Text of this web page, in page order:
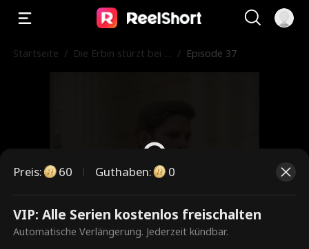
Startseite / Die Erbin stürzt bei ih / Episode 37
Dies ist eine kostenpflichtige
Episode. Bitte entsperren, um
Preis: 60 Guthaben: 0
VIP: Alle Serien kostenlos freischalten
Automatische Verlängerung. Jederzeit kündbar.